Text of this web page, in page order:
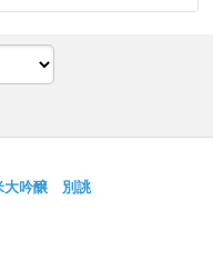
大吟醸 別誂